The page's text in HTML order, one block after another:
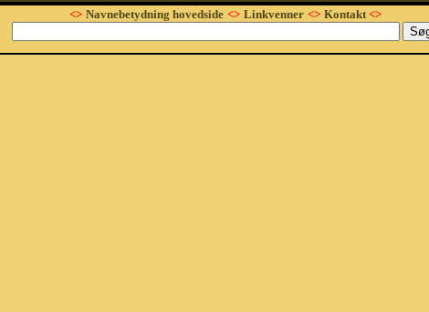
<> Navnebetydning hovedside <> Linkvenner <> Kontakt<>